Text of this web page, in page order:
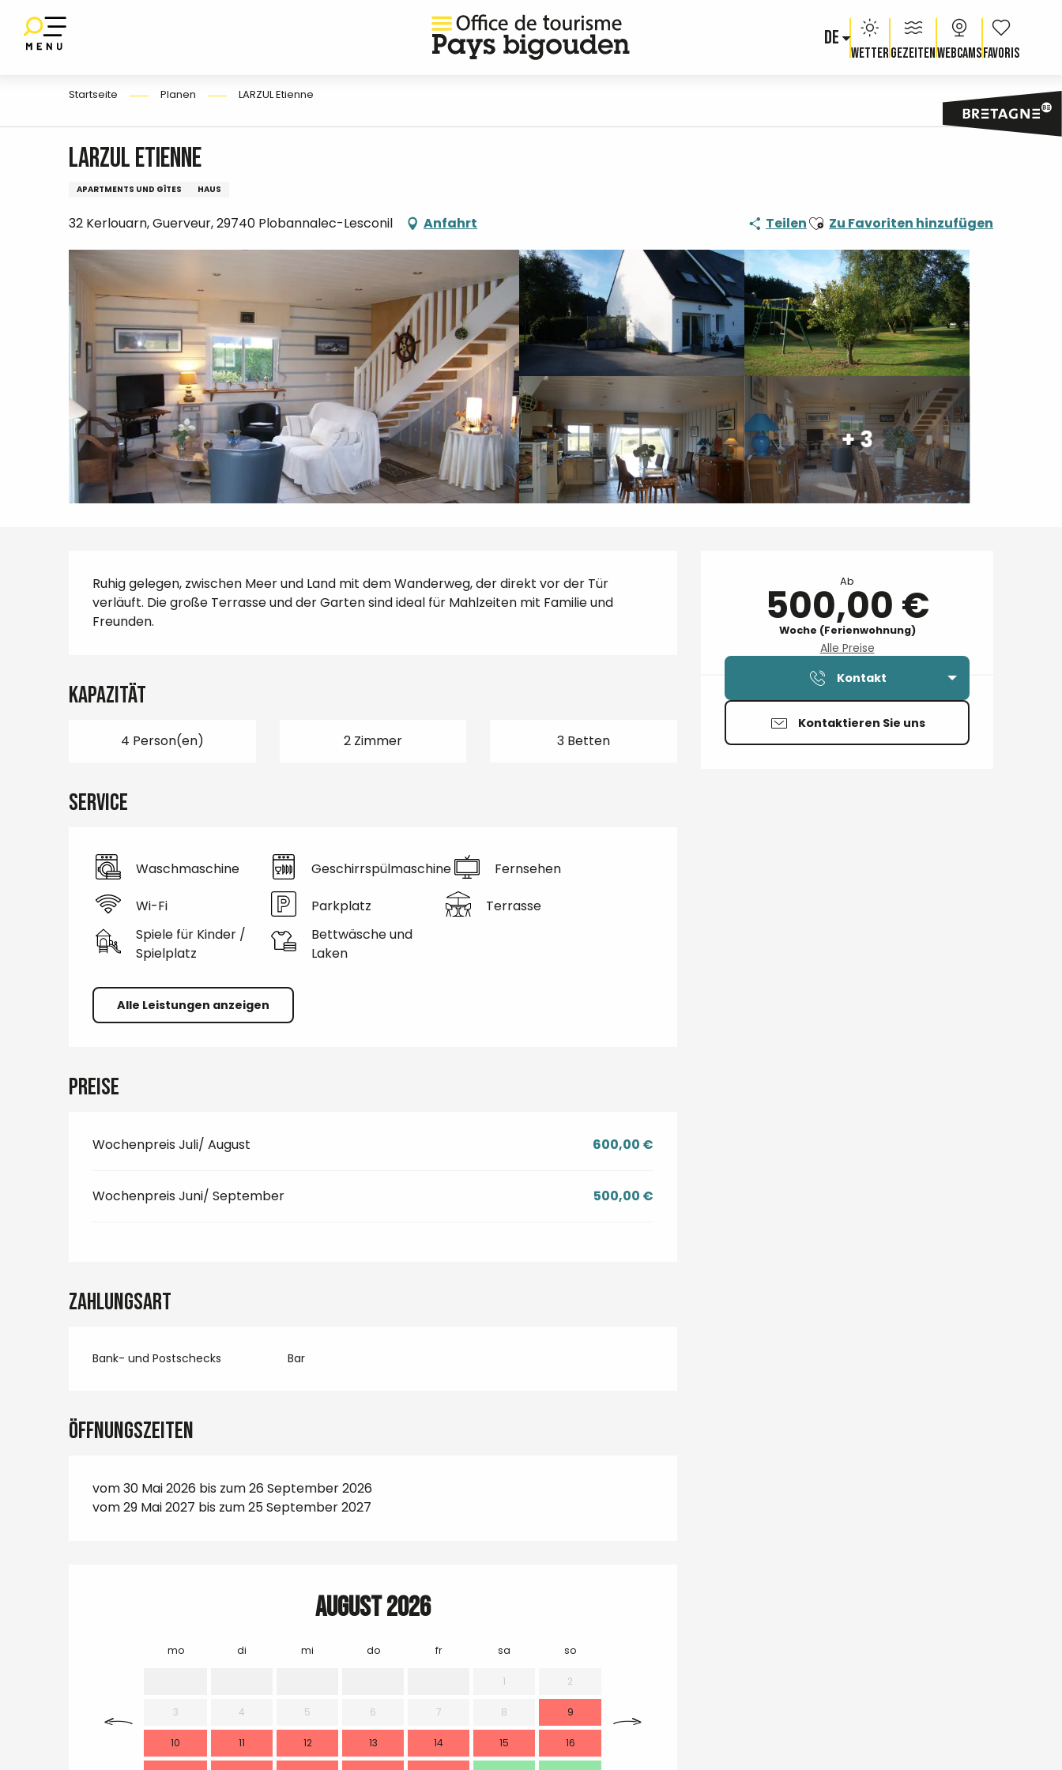
contenu
DE
WetterGezeitenWebcams Voir les
Startseite Planen LARZUL Etienne
LARZUL Etienne
APARTMENTS UND GÎTES HAUS
32 Kerlouarn, Guerveur, 29740 Plobannalec-Lesconil Anfahrt TeilenAjouter aux favoris
Zu Favoriten hinzufügen
+ 3
Öffnungszeiten & Kontaktdaten
Ab
500,00 €
Woche (Ferienwohnung)
Alle Preise
Kontakt
Kontaktieren Sie uns
Beschreibung
Ruhig gelegen, zwischen Meer und Land mit dem Wanderweg, der direkt vor der Tür
verläuft. Die große Terrasse und der Garten sind ideal für Mahlzeiten mit Familie und
Freunden.
Kapazität
4 Person(en) 2 Zimmer 3 Betten
Service
Waschmaschine Geschirrspülmaschine Fernsehen
Wi-Fi Parkplatz
Terrasse
Spiele für Kinder /
Spielplatz
Bettwäsche und
Laken
Alle Leistungen anzeigen
Preise
Wochenpreis Juli/ August 600,00 €
Wochenpreis Juni/ September 500,00 €
Zahlungsart
Bank- und Postschecks Bar
Öffnungszeiten
vom 30 Mai 2026 bis zum 26 September 2026
vom 29 Mai 2027 bis zum 25 September 2027
August 2026
mo di mi do fr sa so
1 2
3 4 5 6 7 8 9
10 11 12 13 14 15 16